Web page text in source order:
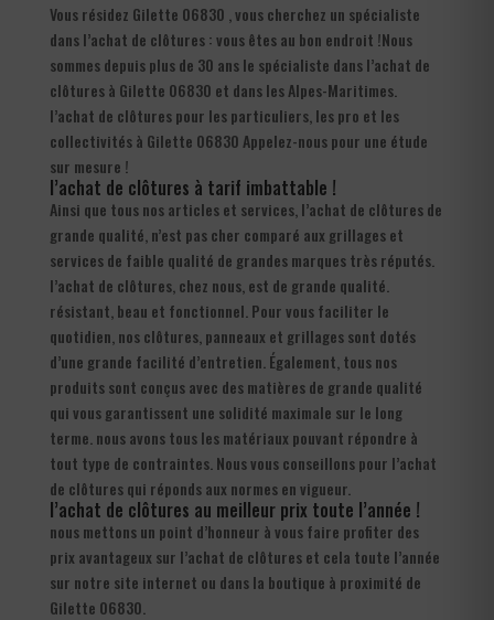
Vous résidez Gilette 06830 , vous cherchez un spécialiste
dans l’achat de clôtures : vous êtes au bon endroit !Nous
sommes depuis plus de 30 ans le spécialiste dans l’achat de
clôtures à Gilette 06830 et dans les Alpes-Maritimes.
l’achat de clôtures pour les particuliers, les pro et les
collectivités à Gilette 06830 Appelez-nous pour une étude
sur mesure !
l’achat de clôtures à tarif imbattable !
Ainsi que tous nos articles et services, l’achat de clôtures de
grande qualité, n’est pas cher comparé aux grillages et
services de faible qualité de grandes marques très réputés.
l’achat de clôtures, chez nous, est de grande qualité.
résistant, beau et fonctionnel. Pour vous faciliter le
quotidien, nos clôtures, panneaux et grillages sont dotés
d’une grande facilité d’entretien. Également, tous nos
produits sont conçus avec des matières de grande qualité
qui vous garantissent une solidité maximale sur le long
terme. nous avons tous les matériaux pouvant répondre à
tout type de contraintes. Nous vous conseillons pour l’achat
de clôtures qui réponds aux normes en vigueur.
l’achat de clôtures au meilleur prix toute l’année !
nous mettons un point d’honneur à vous faire profiter des
prix avantageux sur l’achat de clôtures et cela toute l’année
sur notre site internet ou dans la boutique à proximité de
Gilette 06830.